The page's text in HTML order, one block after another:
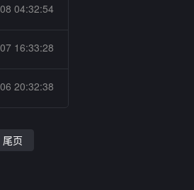
04:32:54
16:33:28
20:32:38
尾页